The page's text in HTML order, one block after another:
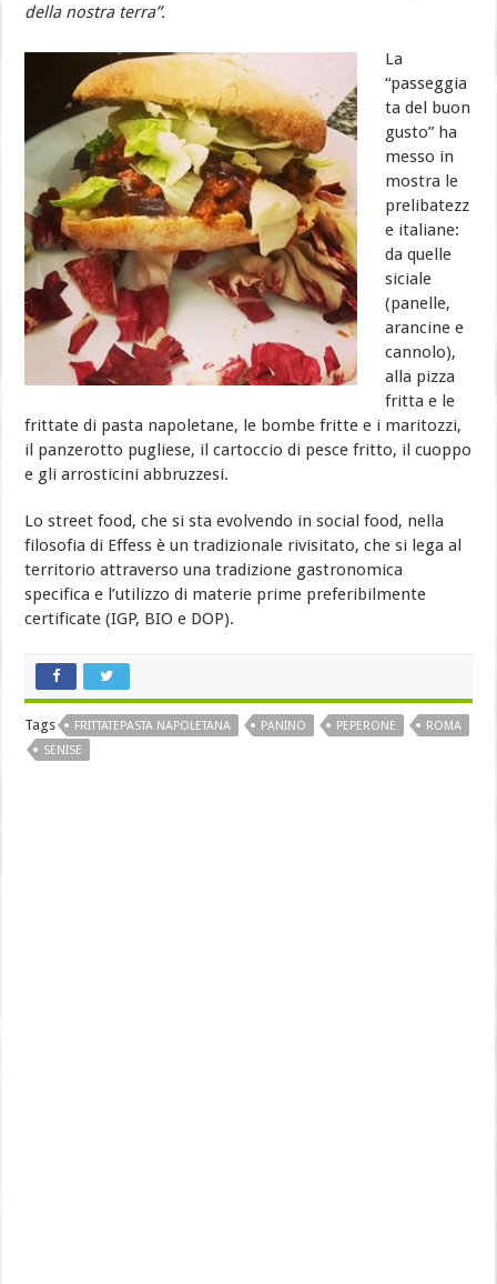
della nostra terra”.
La
“passeggia
ta del buon
gusto” ha
messo in
mostra le
prelibatezz
e italiane:
da quelle
siciale
(panelle,
arancine e
cannolo),
alla pizza
fritta e le
frittate di pasta napoletane, le bombe fritte e i maritozzi,
il panzerotto pugliese, il cartoccio di pesce fritto, il cuoppo
e gli arrosticini abbruzzesi.
Lo street food, che si sta evolvendo in social food, nella
filosofia di Effess è un tradizionale rivisitato, che si lega al
territorio attraverso una tradizione gastronomica
specifica e l’utilizzo di materie prime preferibilmente
certificate (IGP, BIO e DOP).
Tags FRITTATEPASTA NAPOLETANA PANINO PEPERONE
ROMA
SENISE